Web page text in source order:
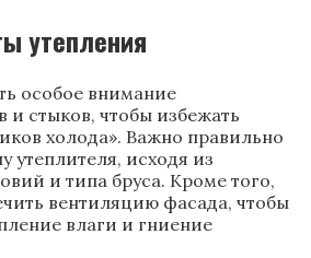
утепления
особое внимание
и стыков, чтобы избежать
холода». Важно правильно
утеплителя, исходя из
и типа бруса. Кроме того,
вентиляцию фасада, чтобы
влаги и гниение